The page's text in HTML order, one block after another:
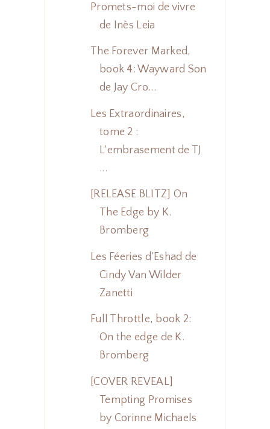
Promets-moi de vivre
de Inès Leia
The Forever Marked,
book 4: Wayward Son
de Jay Cro...
Les Extraordinaires,
tome 2 :
L'embrasement de TJ
...
[RELEASE BLITZ] On
The Edge by K.
Bromberg
Les Féeries d’Eshad de
Cindy Van Wilder
Zanetti
Full Throttle, book 2:
On the edge de K.
Bromberg
[COVER REVEAL]
Tempting Promises
by Corinne Michaels